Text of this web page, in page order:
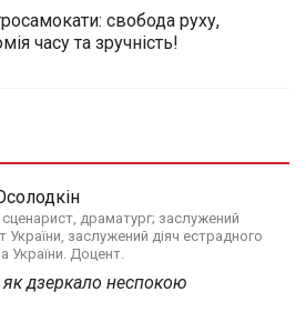
свобода руху,
часу та зручність!
драматург; заслужений
України, заслужений діяч естрадного
України. Доцент.
дзеркало неспокою